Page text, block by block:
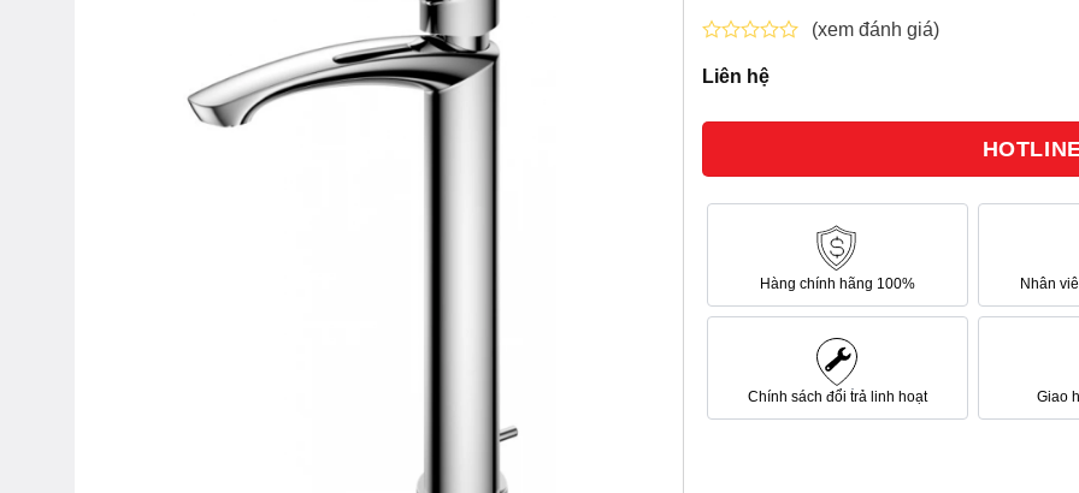
xếp
(xem đánh giá)
Liên hệ
Hàng chính hãng 100% Nhân
Chính sách đổi trả linh hoạt Giao